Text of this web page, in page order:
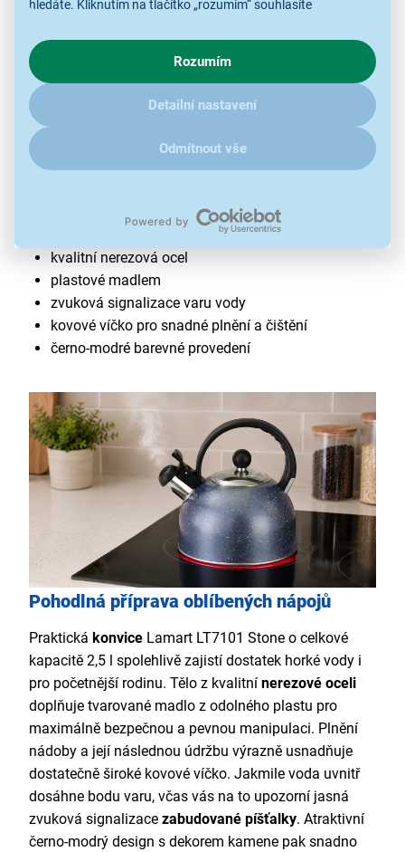
hledáte. Kliknutím na tlačítko „rozumím“ souhlasíte
chování na webu pro zobrazení cílených reklam. Pokud vás
zajímají detaily, jak u nás s cookies a dalšími údaji pracujeme,
kliknětesem.
Rozumím
Detailní nastavení
Odmítnout vše
kvalitní nerezová ocel
plastové madlem
zvuková signalizace varu vody
kovové víčko pro snadné plnění a čištění
černo-modré barevné provedení
Pohodlná příprava oblíbených nápojů
Praktická konvice Lamart LT7101 Stone o celkové
kapacitě 2,5 l spolehlivě zajistí dostatek horké vody i
pro početnější rodinu. Tělo z kvalitní nerezové oceli
doplňuje tvarované madlo z odolného plastu pro
maximálně bezpečnou a pevnou manipulaci. Plnění
nádoby a její následnou údržbu výrazně usnadňuje
dostatečně široké kovové víčko. Jakmile voda uvnitř
dosáhne bodu varu, včas vás na to upozorní jasná
zvuková signalizace zabudované píšťalky. Atraktivní
černo-modrý design s dekorem kamene pak snadno